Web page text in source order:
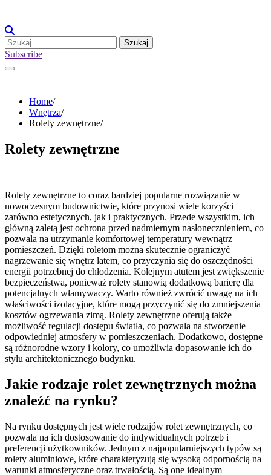
content
Szukaj:
Subscribe
Home
Wnętrza
Rolety zewnętrzne
Rolety zewnętrzne
Rolety zewnętrzne to coraz bardziej popularne rozwiązanie w
nowoczesnym budownictwie, które przynosi wiele korzyści
zarówno estetycznych, jak i praktycznych. Przede wszystkim, ich
główną zaletą jest ochrona przed nadmiernym nasłonecznieniem, co
pozwala na utrzymanie komfortowej temperatury wewnątrz
pomieszczeń. Dzięki roletom można skutecznie ograniczyć
nagrzewanie się wnętrz latem, co przyczynia się do oszczędności
energii potrzebnej do chłodzenia. Kolejnym atutem jest zwiększenie
bezpieczeństwa, ponieważ rolety stanowią dodatkową barierę dla
potencjalnych włamywaczy. Warto również zwrócić uwagę na ich
właściwości izolacyjne, które mogą przyczynić się do zmniejszenia
kosztów ogrzewania zimą. Rolety zewnętrzne oferują także
możliwość regulacji dostępu światła, co pozwala na stworzenie
odpowiedniej atmosfery w pomieszczeniach. Dodatkowo, dostępne
są różnorodne wzory i kolory, co umożliwia dopasowanie ich do
stylu architektonicznego budynku.
Jakie rodzaje rolet zewnętrznych można
znaleźć na rynku?
Na rynku dostępnych jest wiele rodzajów rolet zewnętrznych, co
pozwala na ich dostosowanie do indywidualnych potrzeb i
preferencji użytkowników. Jednym z najpopularniejszych typów są
rolety aluminiowe, które charakteryzują się wysoką odpornością na
warunki atmosferyczne oraz trwałością. Są one idealnym